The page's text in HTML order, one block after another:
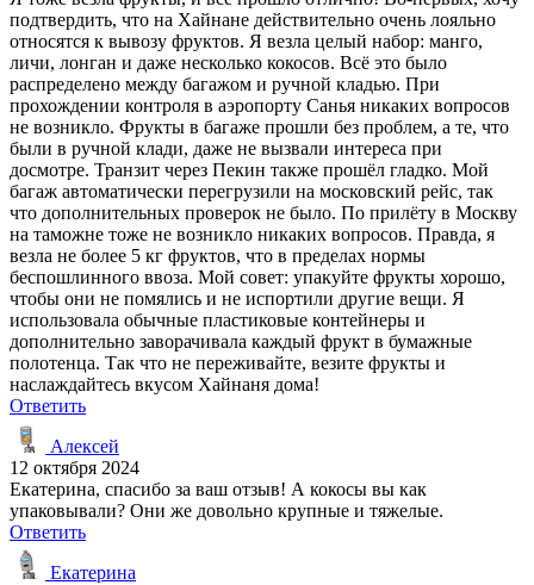
подтвердить, что на Хайнане действительно очень лояльно
относятся к вывозу фруктов. Я везла целый набор: манго,
личи, лонган и даже несколько кокосов. Всё это было
распределено между багажом и ручной кладью. При
прохождении контроля в аэропорту Санья никаких вопросов
не возникло. Фрукты в багаже прошли без проблем, а те, что
были в ручной клади, даже не вызвали интереса при
досмотре. Транзит через Пекин также прошёл гладко. Мой
багаж автоматически перегрузили на московский рейс, так
что дополнительных проверок не было. По прилёту в Москву
на таможне тоже не возникло никаких вопросов. Правда, я
везла не более 5 кг фруктов, что в пределах нормы
беспошлинного ввоза. Мой совет: упакуйте фрукты хорошо,
чтобы они не помялись и не испортили другие вещи. Я
использовала обычные пластиковые контейнеры и
дополнительно заворачивала каждый фрукт в бумажные
полотенца. Так что не переживайте, везите фрукты и
наслаждайтесь вкусом Хайнаня дома!
Ответить
Алексей
12 октября 2024
Екатерина, спасибо за ваш отзыв! А кокосы вы как
упаковывали? Они же довольно крупные и тяжелые.
Ответить
Екатерина